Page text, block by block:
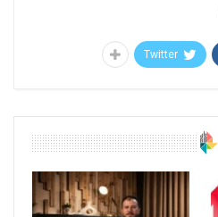
Twitter